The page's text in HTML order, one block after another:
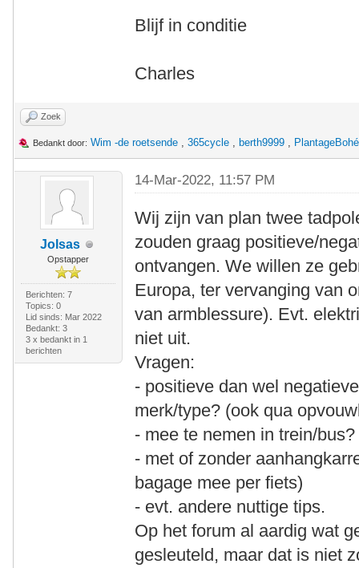
Blijf in conditie
Charles
Zoek
Bedankt door: Wim -de roetsende , 365cycle , berth9999 ,
Jolsas
Opstapper
Berichten: 7
Topics: 0
Lid sinds: Mar 2022
Bedankt: 3
3 x bedankt in 1
berichten
14-Mar-2022, 11:57 PM
Wij zijn van plan twee
zouden graag positieve/
ontvangen. We willen ze
Europa, ter vervanging van
van armblessure). Evt.
niet uit.
Vragen:
- positieve dan wel
merk/type? (ook qua
- mee te nemen in trein/bus?
- met of zonder
bagage mee per fiets)
- evt. andere nuttige tips.
Op het forum al aardig wat
gesleuteld, maar dat is niet